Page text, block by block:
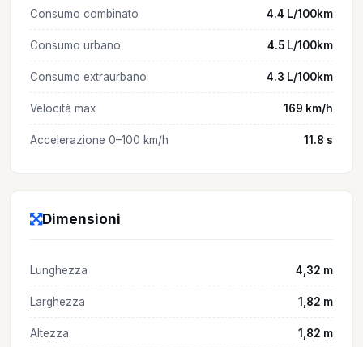
Consumo combinato 4.4 L/100km
Consumo urbano 4.5 L/100km
Consumo extraurbano 4.3 L/100km
Velocità max 169 km/h
Accelerazione 0–100 km/h 11.8 s
Dimensioni
Lunghezza 4,32 m
Larghezza 1,82 m
Altezza 1,82 m